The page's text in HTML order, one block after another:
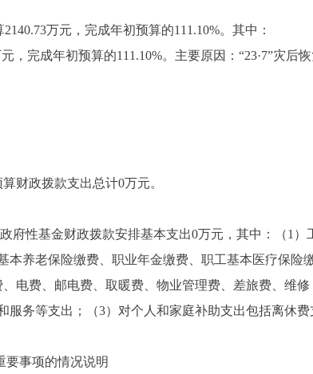
万元，完成年初预算的111.10%。其中：
完成年初预算的111.10%。主要原因：“23·7”灾后
财政拨款支出总计0万元。
性基金财政拨款安排基本支出0万元，其中：（1）
养老保险缴费、职业年金缴费、职工基本医疗保险
电费、邮电费、取暖费、物业管理费、差旅费、维
务等支出；（3）对个人和家庭补助支出包括离休费
要事项的情况说明